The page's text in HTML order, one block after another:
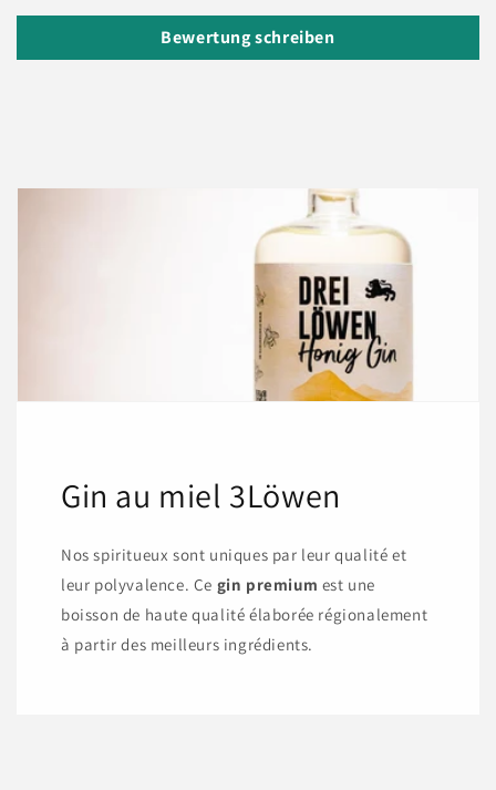
Bewertung schreiben
Gin au miel 3Löwen
Nos spiritueux sont uniques par leur qualité et
leur polyvalence. Ce gin premium est une
boisson de haute qualité élaborée régionalement
à partir des meilleurs ingrédients.